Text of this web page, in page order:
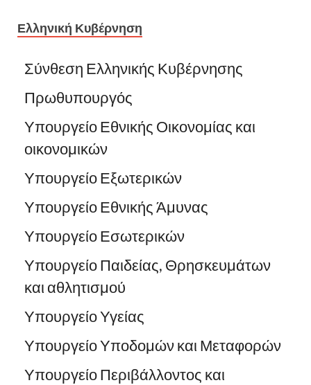
Ελληνική Κυβέρνηση
Σύνθεση Ελληνικής Κυβέρνησης
Πρωθυπουργός
Υπουργείο Εθνικής Οικονομίας και
οικονομικών
Υπουργείο Εξωτερικών
Υπουργείο Εθνικής Άμυνας
Υπουργείο Εσωτερικών
Υπουργείο Παιδείας, Θρησκευμάτων
και αθλητισμού
Υπουργείο Υγείας
Υπουργείο Υποδομών και Μεταφορών
Υπουργείο Περιβάλλοντος και